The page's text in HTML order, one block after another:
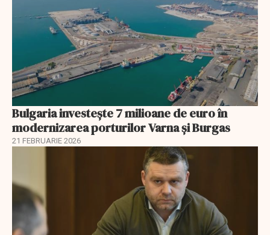
Bulgaria investește 7 milioane de euro în
modernizarea porturilor Varna și Burgas
21 FEBRUARIE 2026